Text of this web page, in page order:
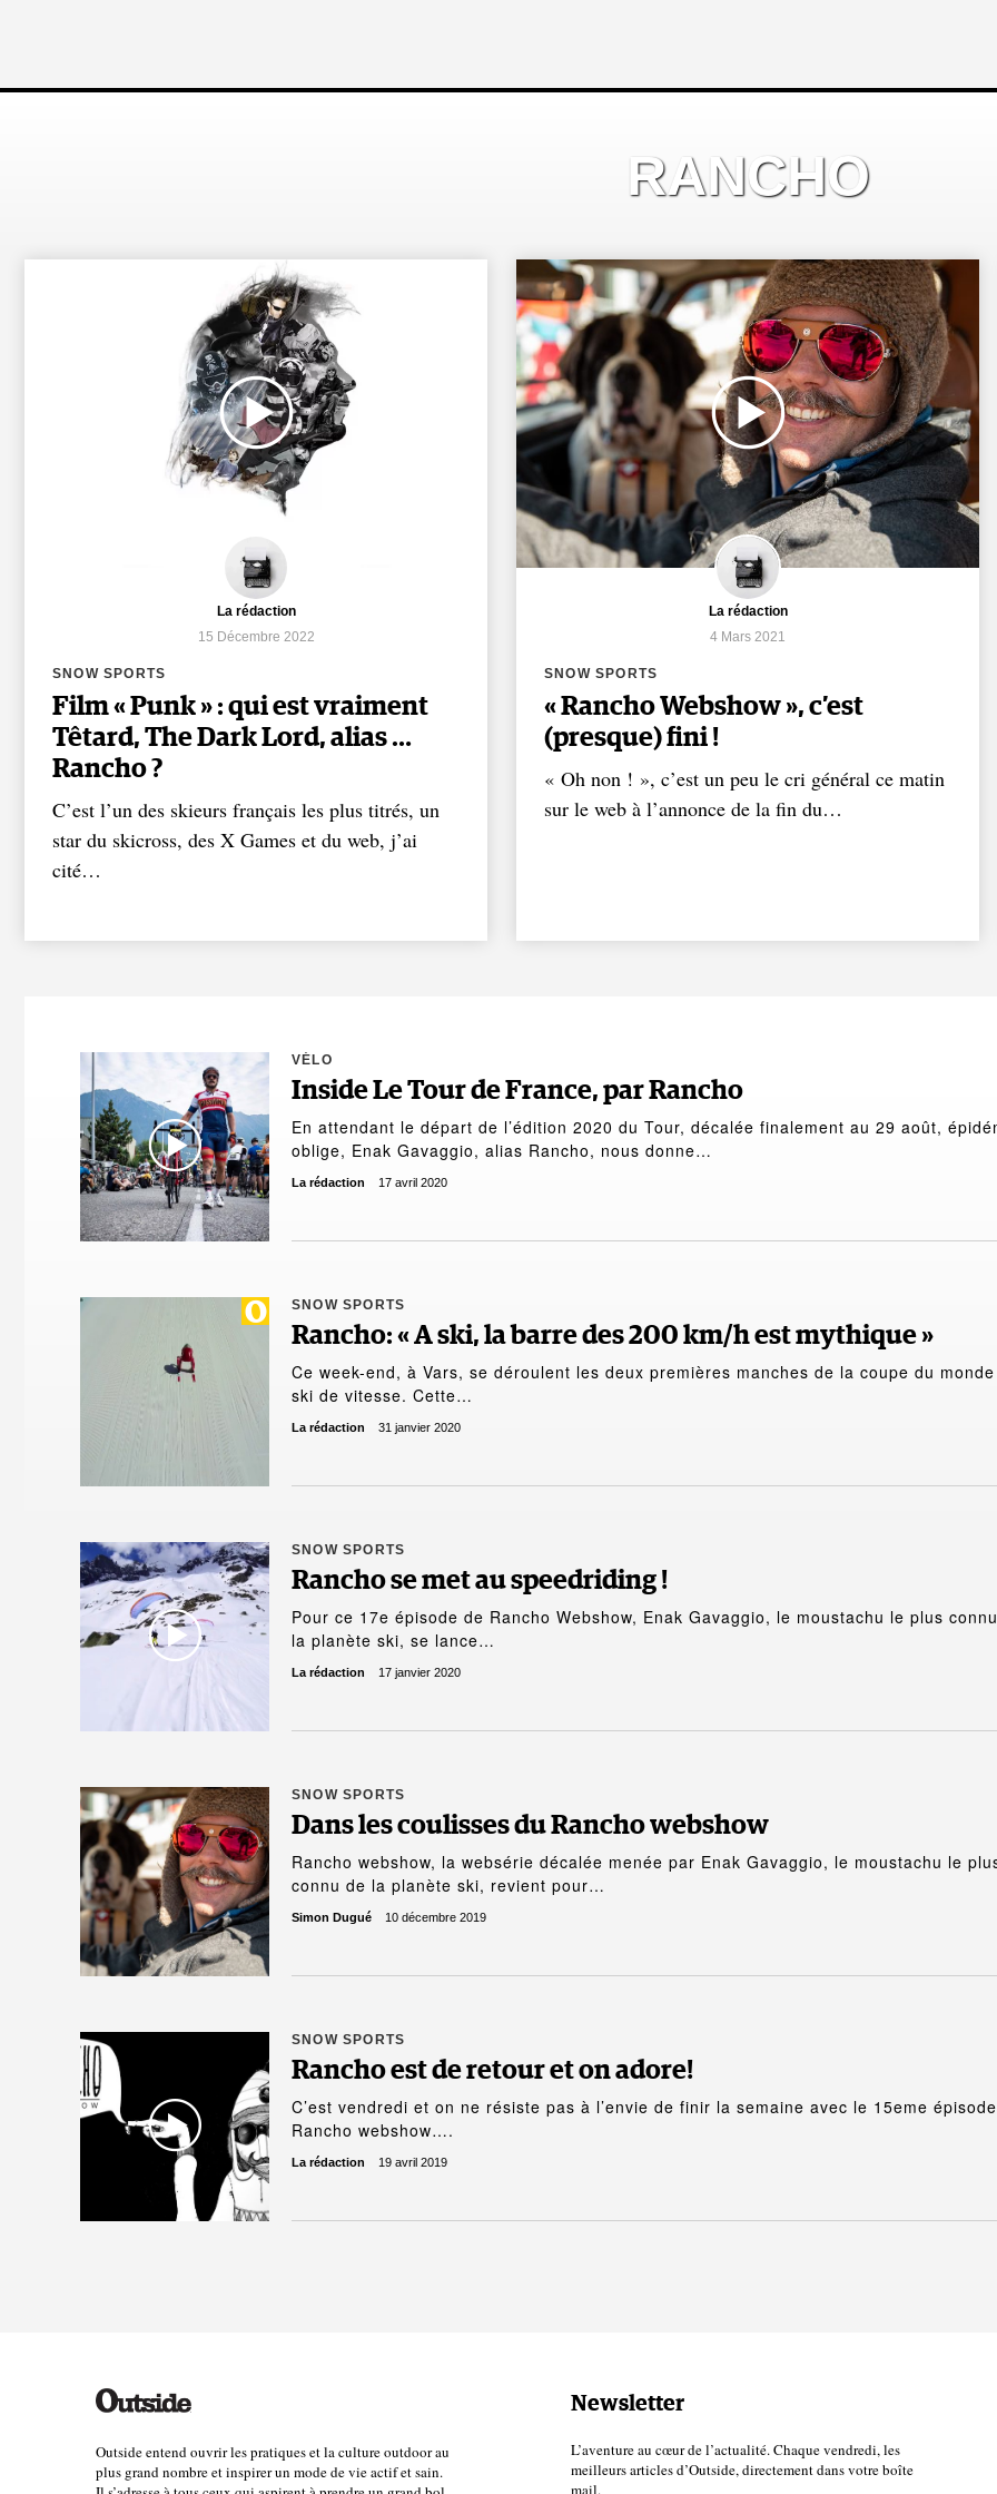
RANCHO
La rédaction
15 Décembre 2022
SNOW SPORTS
Film « Punk » : qui est vraiment
Têtard, The Dark Lord, alias …
Rancho ?
C’est l’un des skieurs français les plus titrés, un
star du skicross, des X Games et du web, j’ai
cité…
La rédaction
4 Mars 2021
SNOW SPORTS
« Rancho Webshow », c’est
(presque) fini !
« Oh non ! », c’est un peu le cri général ce matin
sur le web à l’annonce de la fin du…
VÉLO
Inside Le Tour de France, par Rancho
En attendant le départ de l’édition 2020 du Tour, décalée finalement au 29 août,
oblige, Enak Gavaggio, alias Rancho, nous donne…
La rédaction 17 avril 2020
SNOW SPORTS
Rancho: « A ski, la barre des 200 km/h est mythique »
Ce week-end, à Vars, se déroulent les deux premières manches de la coupe du
ski de vitesse. Cette…
La rédaction 31 janvier 2020
SNOW SPORTS
Rancho se met au speedriding !
Pour ce 17e épisode de Rancho Webshow, Enak Gavaggio, le moustachu le plus
la planète ski, se lance…
La rédaction 17 janvier 2020
SNOW SPORTS
Dans les coulisses du Rancho webshow
Rancho webshow, la websérie décalée menée par Enak Gavaggio, le moustachu le
connu de la planète ski, revient pour…
Simon Dugué 10 décembre 2019
SNOW SPORTS
Rancho est de retour et on adore!
C’est vendredi et on ne résiste pas à l’envie de finir la semaine avec le 15eme
Rancho webshow….
La rédaction 19 avril 2019
Outside entend ouvrir les pratiques et la culture outdoor au
plus grand nombre et inspirer un mode de vie actif et sain.
Newsletter
L’aventure au cœur de l’actualité. Chaque vendredi, les
meilleurs articles d’Outside, directement dans votre boîte
mail.